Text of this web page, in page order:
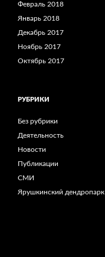
Февраль 2018
Январь 2018
Декабрь 2017
Ноябрь 2017
Октябрь 2017
РУБРИКИ
Без рубрики
Деятельность
Новости
Публикации
СМИ
Ярушкинский дендропарк